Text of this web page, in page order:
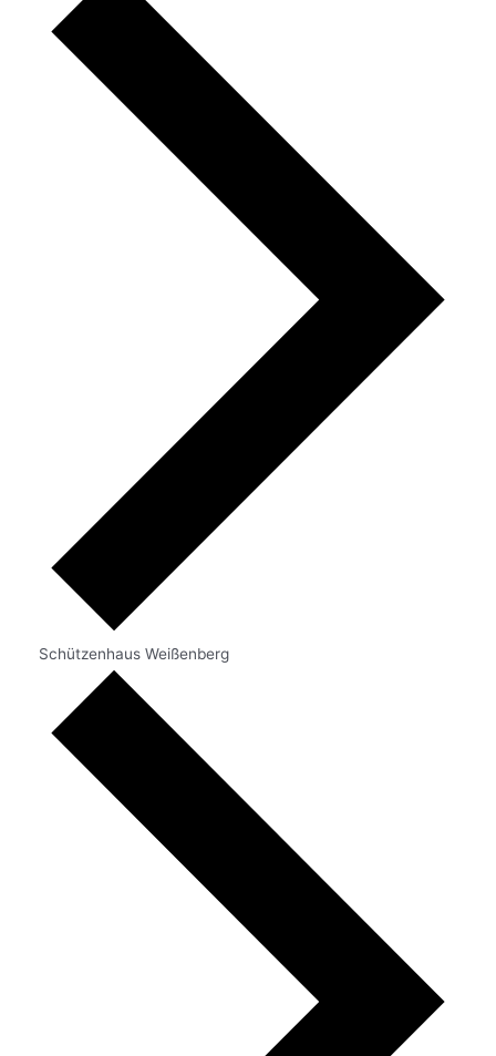
Schützenhaus Weißenberg